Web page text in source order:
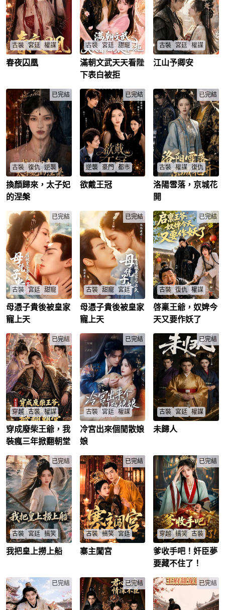
古裝 宮廷 權謀
長公主愛人被賜婚，
火，愛恨糾葛誰主沉
浮？
西陵長公主/沈嘉懿/
春夜囚凰
古裝 宮廷 甜寵
宮女姜禾懷龍種隱瞞
身份，陛下尋妻封后
生子，結局圓滿還是
姜禾/承炎 /
滿朝文武天天看陛
下表白被拒
古裝 宮廷 權謀
雲家遭退婚背叛，母
江山予卿安
已完結
古裝 復仇 逆襲
陸佳君被乞丐換臉奪
夫含恨重生，太子不
識真身如何破蠱？雙
胎福報能否逆轉命
運？
陸佳君
換顏歸來，太子妃
的涅槃
已完結
逆襲 豪門 都市
假千金林安重生荒島
如何
林安/林婉婉/陸亦揚/
欲戴王冠
已完結
古裝 權謀 復仇
青璃被退婚洛陽三年
歸來，遲景年悔婚跪
求複合卻家破人亡，
她攜新郎遠走，世子
爵被奪？
穆青璃/遲景年/
葉晚晚/李承昭/
洛陽雪落，京城花
開
已完結
古裝 宮廷 甜寵
鄉野寡婦如何母憑子
貴成王妃？重逢家族
後掀起波瀾，鎮北王
殷蜜梨/鎮北王/
母憑子貴後被皇家
寵上天
已完結
古裝 甜寵 宮廷
寡婦蜜梨攜子遇鎮北
王，母憑子貴後能否
白頭偕老？王爺尋妻
殷蜜梨
母憑子貴後被皇家
寵上天
已完結
古裝 復仇 權謀
貧女賣身王府救弟
妹，捲入世子復仇暗
殺局，姨娘滅口陰謀
大妮/世子/
啓稟王爺，奴婢今
天又要作妖了
已完結
穿越 古裝 權謀
歷史生穿成傻王爺，
裝瘋三年接旨北涼，
太子伏擊能否血洗朝
楚狂歌/
穿成廢柴王爺，我
裝瘋三年掀翻朝堂
已完結
古裝 宮廷 權謀
皇后慘死後覺醒時間
循環，聯手大反派造
反殺帝，能否改寫命
蕭南陌/蘭鳳城/
冷宮出來個閒散娘
娘
已完結
古裝 宮廷 權謀
小帝疑舅舅篡位夜探
顧行/
未歸人
已完結
古裝 宮廷 搞笑
漁女救起落水老頭自
如何？
漁女二孃/當朝皇帝/
我把皇上撈上船
已完結
古裝 搞笑 宮廷
土匪寨主沈今意冒充
歷經波折終成皇后生
子，宮廷從冒險到温
馨家？
沈今意/趙照/
寨主闖宮
已完結
穿越 搞笑 古裝
現代女魂穿奸臣女，
系統逼24h敗五千兩
求生，卻意外成救世
返現代？
許清歡
爹收手吧！奸臣夢
要藏不住了！
已完結 已完結 已完結